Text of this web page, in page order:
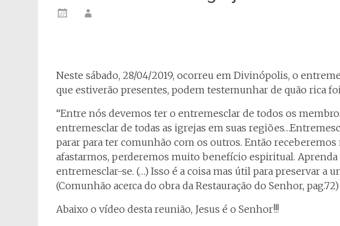
Neste sábado, 28/04/2019, ocorreu em Divinópolis, o
que estiverão presentes, podem testemunhar de quão rica
“Entre nós devemos ter o entremesclar de todos os
entremesclar de todas as igrejas em suas
parar para ter comunhão com os outros. Então
afastarmos, perderemos muito benefício espiritual. Aprenda
entremesclar-se. (…) Isso é a coisa mas útil para preservar a
(Comunhão acerca do obra da Restauração do Senhor, pag.72)
Abaixo o vídeo desta reunião, Jesus é o Senhor!!!